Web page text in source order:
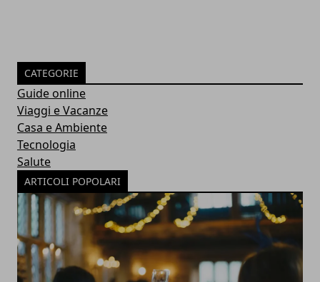
CATEGORIE
Guide online
Viaggi e Vacanze
Casa e Ambiente
Tecnologia
Salute
ARTICOLI POPOLARI